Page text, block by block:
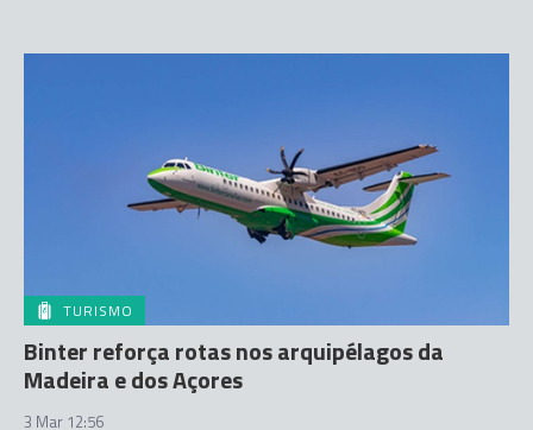
TURISMO
Binter reforça rotas nos arquipélagos da
Madeira e dos Açores
3 Mar 12:56